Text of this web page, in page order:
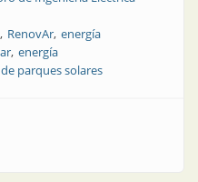
RenovAr energía
energía
parques solares
en la puna: desafíos técnicos